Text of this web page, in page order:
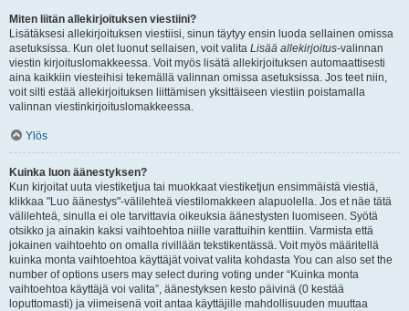
Miten liitän allekirjoituksen viestiini?
Lisätäksesi allekirjoituksen viestiisi, sinun täytyy ensin luoda sellainen omissa
asetuksissa. Kun olet luonut sellaisen, voit valita Lisää allekirjoitus-valinnan
viestin kirjoituslomakkeessa. Voit myös lisätä allekirjoituksen automaattisesti
aina kaikkiin viesteihisi tekemällä valinnan omissa asetuksissa. Jos teet niin,
voit silti estää allekirjoituksen liittämisen yksittäiseen viestiin poistamalla
valinnan viestinkirjoituslomakkeessa.
Ylös
Kuinka luon äänestyksen?
Kun kirjoitat uuta viestiketjua tai muokkaat viestiketjun ensimmäistä viestiä,
klikkaa "Luo äänestys"-välilehteä viestilomakkeen alapuolella. Jos et näe tätä
välilehteä, sinulla ei ole tarvittavia oikeuksia äänestysten luomiseen. Syötä
otsikko ja ainakin kaksi vaihtoehtoa niille varattuihin kenttiin. Varmista että
jokainen vaihtoehto on omalla rivillään tekstikentässä. Voit myös määritellä
kuinka monta vaihtoehtoa käyttäjät voivat valita kohdasta You can also set the
number of options users may select during voting under “Kuinka monta
vaihtoehtoa käyttäjä voi valita”, äänestyksen kesto päivinä (0 kestää
loputtomasti) ja viimeisenä voit antaa käyttäjille mahdollisuuden muuttaa